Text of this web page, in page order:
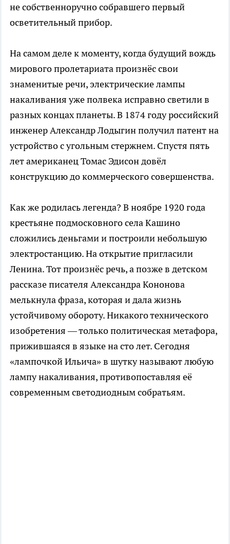
не собственноручно собравшего первый
осветительный прибор.
На самом деле к моменту, когда будущий вождь
мирового пролетариата произнёс свои
знаменитые речи, электрические лампы
накаливания уже полвека исправно светили в
разных концах планеты. В 1874 году российский
инженер Александр Лодыгин получил патент на
устройство с угольным стержнем. Спустя пять
лет американец Томас Эдисон довёл
конструкцию до коммерческого совершенства.
Как же родилась легенда? В ноябре 1920 года
крестьяне подмосковного села Кашино
сложились деньгами и построили небольшую
электростанцию. На открытие пригласили
Ленина. Тот произнёс речь, а позже в детском
рассказе писателя Александра Кононова
мелькнула фраза, которая и дала жизнь
устойчивому обороту. Никакого технического
изобретения — только политическая метафора,
прижившаяся в языке на сто лет. Сегодня
«лампочкой Ильича» в шутку называют любую
лампу накаливания, противопоставляя её
современным светодиодным собратьям.